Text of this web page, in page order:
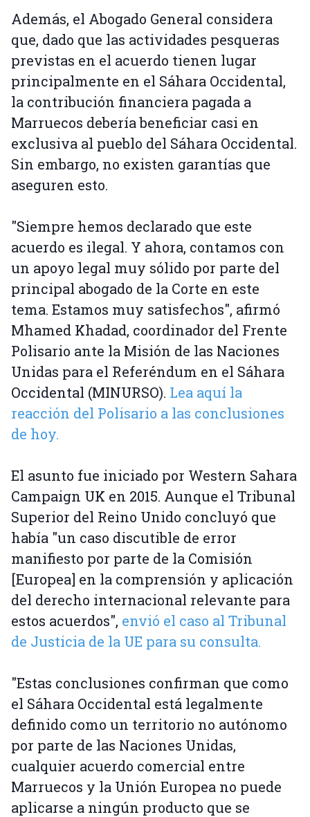
Además, el Abogado General considera
que, dado que las actividades pesqueras
previstas en el acuerdo tienen lugar
principalmente en el Sáhara Occidental,
la contribución financiera pagada a
Marruecos debería beneficiar casi en
exclusiva al pueblo del Sáhara Occidental.
Sin embargo, no existen garantías que
aseguren esto.
"Siempre hemos declarado que este
acuerdo es ilegal. Y ahora, contamos con
un apoyo legal muy sólido por parte del
principal abogado de la Corte en este
tema. Estamos muy satisfechos", afirmó
Mhamed Khadad, coordinador del Frente
Polisario ante la Misión de las Naciones
Unidas para el Referéndum en el Sáhara
Occidental (MINURSO). Lea aquí la
reacción del Polisario a las conclusiones
de hoy.
El asunto fue iniciado por Western Sahara
Campaign UK en 2015. Aunque el Tribunal
Superior del Reino Unido concluyó que
había "un caso discutible de error
manifiesto por parte de la Comisión
[Europea] en la comprensión y aplicación
del derecho internacional relevante para
estos acuerdos", envió el caso al Tribunal
de Justicia de la UE para su consulta.
"Estas conclusiones confirman que como
el Sáhara Occidental está legalmente
definido como un territorio no autónomo
por parte de las Naciones Unidas,
cualquier acuerdo comercial entre
Marruecos y la Unión Europea no puede
aplicarse a ningún producto que se